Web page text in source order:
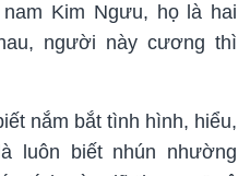
Kim Ngưu, họ là hai
người này cương thì
nắm bắt tình hình, hiểu,
luôn biết nhún nhường